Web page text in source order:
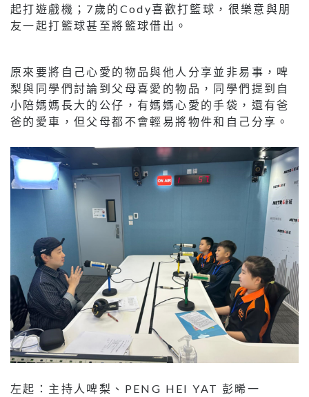
起打遊戲機；7歲的Cody喜歡打籃球，很樂意與朋
友一起打籃球甚至將籃球借出。
原來要將自己心愛的物品與他人分享並非易事，啤
梨與同學們討論到父母喜愛的物品，同學們提到自
小陪媽媽長大的公仔，有媽媽心愛的手袋，還有爸
爸的愛車，但父母都不會輕易將物件和自己分享。
左起：主持人啤梨、PENG HEI YAT 彭晞一